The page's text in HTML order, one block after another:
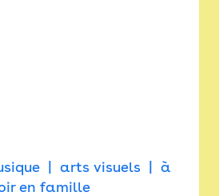
arts visuels
à
en famille